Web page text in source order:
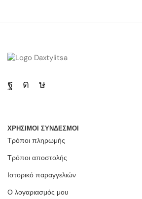
ΧΡΗΣΙΜΟΙ ΣΥΝΔΕΣΜΟΙ
Τρόποι πληρωμής
Τρόποι αποστολής
Ιστορικό παραγγελιών
Ο λογαριασμός μου